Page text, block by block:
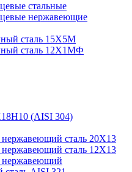
стальные
нержавеющие
сталь 15Х5М
сталь 12Х1МФ
(AISI 304)
сталь 20Х13
сталь 12Х13
нержавеющий